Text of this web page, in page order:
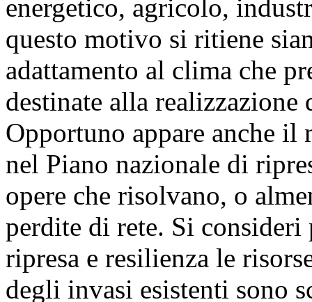
energetico, agricolo,
questo motivo si ritiene
adattamento al clima che
destinate alla
Opportuno appare anche
nel Piano nazionale di
opere che risolvano, o
perdite di rete. Si
ripresa e resilienza le
degli invasi esistenti sono